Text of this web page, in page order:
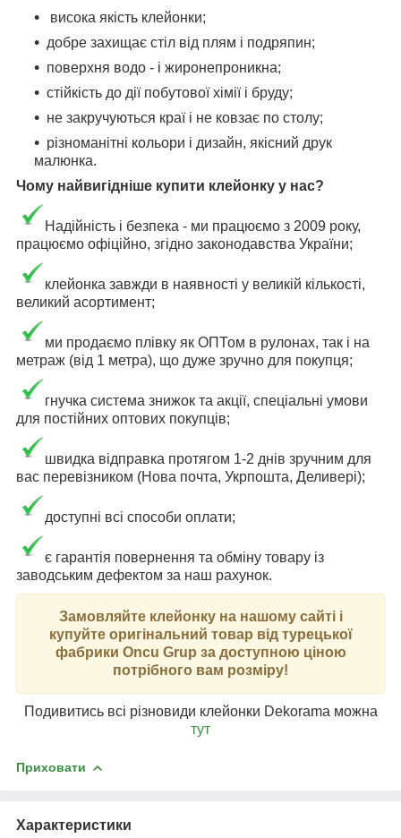
висока якість клейонки;
добре захищає стіл від плям і подряпин;
поверхня водо - і жиронепроникна;
стійкість до дії побутової хімії і бруду;
не закручуються краї і не ковзає по столу;
різноманітні кольори і дизайн, якісний друк
малюнка.
Чому найвигідніше купити клейонку у нас?
Надійність і безпека - ми працюємо з 2009 року,
працюємо офіційно, згідно законодавства України;
клейонка завжди в наявності у великій кількості,
великий асортимент;
ми продаємо плівку як ОПТом в рулонах, так і на
метраж (від 1 метра), що дуже зручно для покупця;
гнучка система знижок та акції, спеціальні умови
для постійних оптових покупців;
швидка відправка протягом 1-2 днів зручним для
вас перевізником (Нова почта, Укрпошта, Деливері);
доступні всі способи оплати;
є гарантія повернення та обміну товару із
заводським дефектом за наш рахунок.
Замовляйте клейонку на нашому сайті і
купуйте оригінальний товар від турецької
фабрики Oncu Grup за доступною ціною
потрібного вам розміру!
Подивитись всі різновиди клейонки Dekorama можна
тут
Приховати
Характеристики